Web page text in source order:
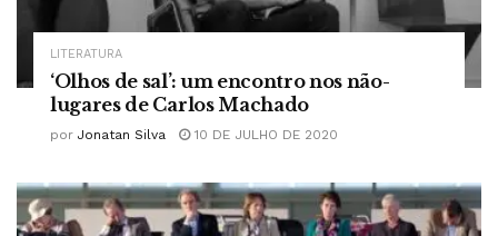
LITERATURA
‘Olhos de sal’: um encontro nos não-
lugares de Carlos Machado
por Jonatan Silva 10 DE JULHO DE 2020